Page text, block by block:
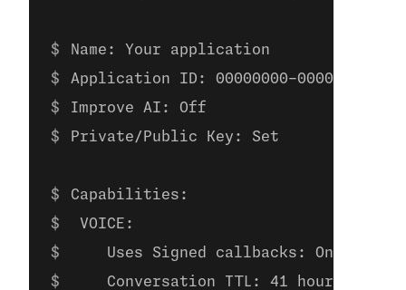
Name: Your application
Application ID: 00000000-0000-0000-
Improve AI: Off
Private/Public Key: Set
Capabilities:
VOICE:
    Uses Signed callbacks: On
    Conversation TTL: 41 hours